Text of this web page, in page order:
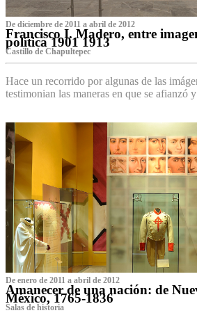
De diciembre de 2011 a abril de 2012
Francisco I. Madero, entre
política 1901 1913
Castillo de Chapultepec
Hace un recorrido por algunas de las
testimonian las maneras en que se afianzó
De enero de 2011 a abril de 2012
Amanecer de una nación: de
México, 1765-1836
Salas de historia